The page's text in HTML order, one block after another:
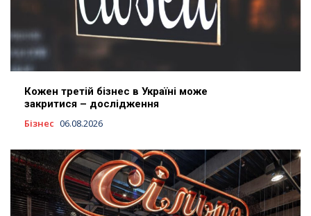
Кожен третій бізнес в Україні може
закритися – дослідження
Бізнес 06.08.2026